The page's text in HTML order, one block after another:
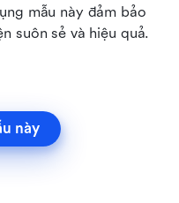
mẫu này đảm bảo
suôn sẻ và hiệu quả.
này